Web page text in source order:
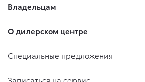
Владельцам
О дилерском центре
Специальные предложения